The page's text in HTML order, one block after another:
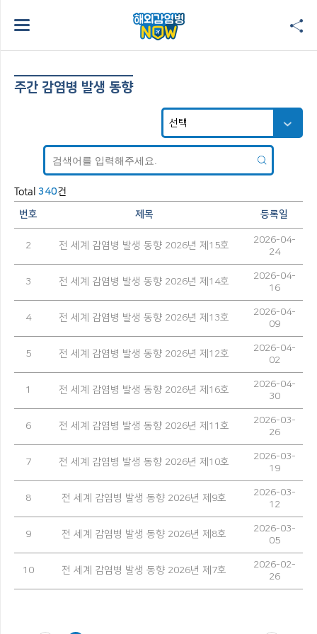
주간 감염병 발생 동향
Total 340건
번호 제목 등록일
2 전 세계 감염병 발생 동향 2026년 제15호
2026-04-
24
3 전 세계 감염병 발생 동향 2026년 제14호
2026-04-
16
4 전 세계 감염병 발생 동향 2026년 제13호
2026-04-
09
5 전 세계 감염병 발생 동향 2026년 제12호
2026-04-
02
1 전 세계 감염병 발생 동향 2026년 제16호
2026-04-
30
6 전 세계 감염병 발생 동향 2026년 제11호
2026-03-
26
7 전 세계 감염병 발생 동향 2026년 제10호
2026-03-
19
8 전 세계 감염병 발생 동향 2026년 제9호
2026-03-
12
9 전 세계 감염병 발생 동향 2026년 제8호
2026-03-
05
10 전 세계 감염병 발생 동향 2026년 제7호
2026-02-
26